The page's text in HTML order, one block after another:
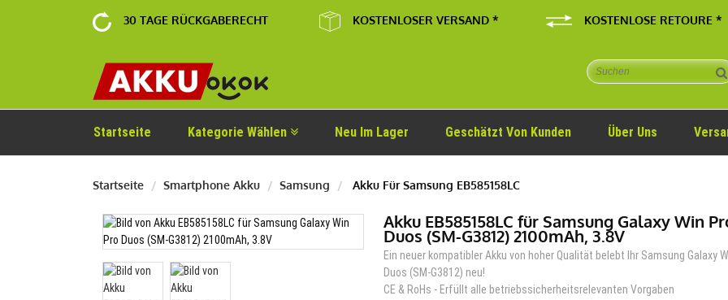
30 TAGE RÜCKGABERECHT KOSTENLOSER VERSAND * KOSTENLOSE RETOURE *
Startseite Kategorie Wählen Neu Im Lager Geschätzt Von Kunden Über Uns
Startseite Smartphone Akku Samsung Akku Für Samsung EB585158LC
Akku EB585158LC für Samsung Galaxy Win
Duos (SM-G3812) 2100mAh, 3.8V
Ein neuer kompatibler Akku von hoher Qualität belebt Ihr Samsung Galaxy
Duos (SM-G3812) neu!
CE & RoHs - Erfüllt alle betriebssicherheitsrelevanten Vorgaben